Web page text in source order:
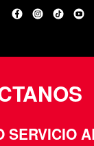
FacebookInstagram
SERVICIO